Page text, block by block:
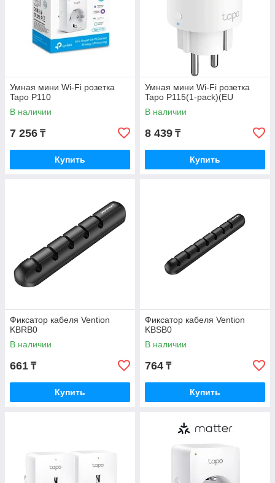
Умная мини Wi-Fi розетка
Tapo P110
В наличии
7 256 ₸
Купить
Умная мини Wi-Fi розетка
Tapo P115(1-pack)(EU
В наличии
8 439 ₸
Купить
Фиксатор кабеля Vention
KBRB0
В наличии
661 ₸
Купить
Фиксатор кабеля Vention
KBSB0
В наличии
764 ₸
Купить